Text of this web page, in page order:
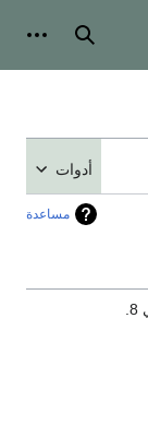
بحث
أدوات
مساعدة